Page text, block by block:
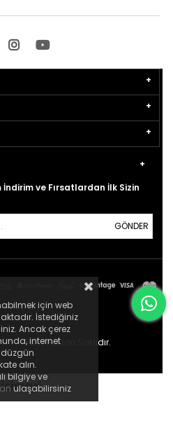
ve Fırsatlardan İlk Sizin
GÖNDER
- Tüm Hakları Saklıdır.
için web
İstediğiniz
Ancak çerez
internet
düzgün
alın.
bilgiye ve
ulaşabilirsiniz